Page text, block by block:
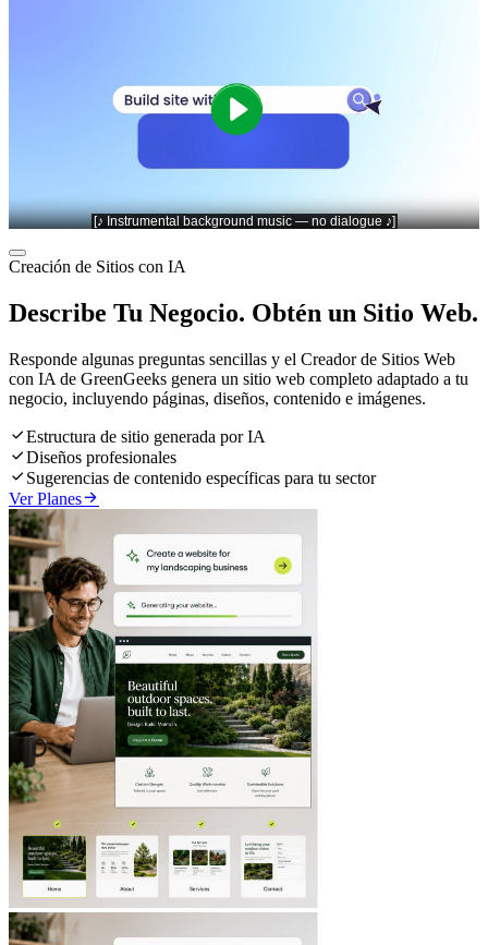
Creación de Sitios con IA
Describe Tu Negocio. Obtén un Sitio Web.
Responde algunas preguntas sencillas y el Creador de Sitios Web
con IA de GreenGeeks genera un sitio web completo adaptado a tu
negocio, incluyendo páginas, diseños, contenido e imágenes.
Estructura de sitio generada por IA
Diseños profesionales
 Sugerencias de contenido específicas para tu sector
Ver Planes